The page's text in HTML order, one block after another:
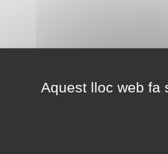
Aquest lloc web fa